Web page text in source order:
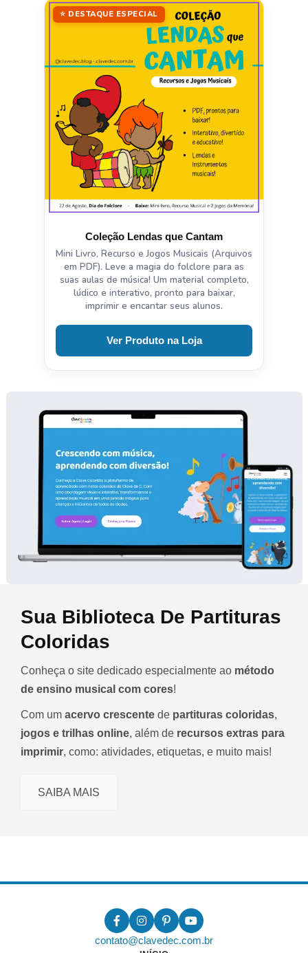
⭐ DESTAQUE ESPECIAL
Coleção Lendas que Cantam
Mini Livro, Recurso e Jogos Musicais (Arquivos
em PDF). Leve a magia do folclore para as
suas aulas de música! Um material completo,
lúdico e interativo, pronto para baixar,
imprimir e encantar seus alunos.
Ver Produto na Loja
Sua Biblioteca De Partituras
Coloridas
Conheça o site dedicado especialmente ao método
de ensino musical com cores!
Com um acervo crescente de partituras coloridas,
jogos e trilhas online, além de recursos extras para
imprimir, como: atividades, etiquetas, e muito mais!
SAIBA MAIS
contato@clavedec.com.br